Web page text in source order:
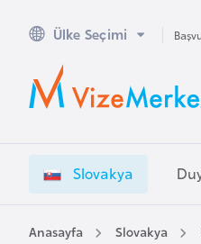
Ülke Seçimi
Slovakya
Anasayfa Slovakya
A
u
s
a
l